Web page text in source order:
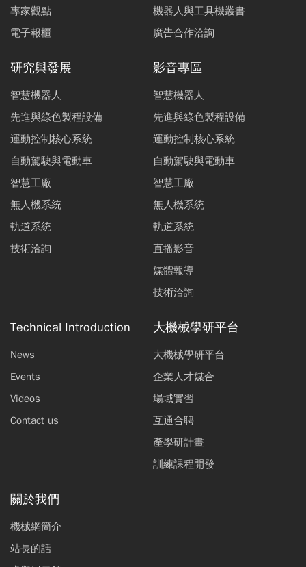
專家觀點
電子報櫃
機器人與工具機叢書
廣告合作洽詢
研究與發展
智慧機器人
先進與綠色製程設備
運動控制核心系統
自動駕駛與電動車
智慧工廠
無人機系統
軌道系統
技術洽詢
影音專區
智慧機器人
先進與綠色製程設備
運動控制核心系統
自動駕駛與電動車
智慧工廠
無人機系統
軌道系統
直播影音
媒體報導
技術洽詢
Technical Introduction
News
Events
Videos
Contact us
大機械學研平台
大機械學研平台
企業人才媒合
場域實習
互通合聘
產學研計畫
訓練課程開發
關於我們
機械網簡介
站長的話